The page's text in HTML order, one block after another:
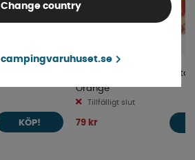
KÖP!
Muminmugg Med
Orange
Tillfälligt slut
79 kr
Change country
campingvaruhuset.se